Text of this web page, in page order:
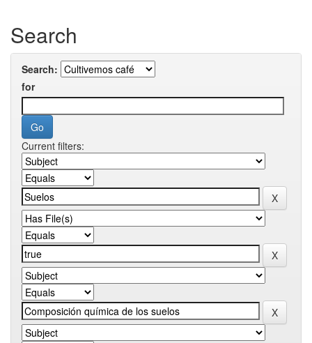
Search
Search:
for
Current filters: